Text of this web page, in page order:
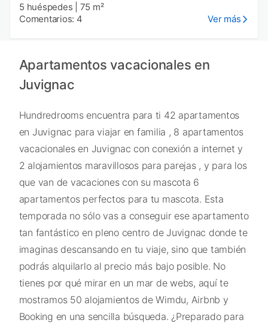
5 huéspedes
75 m²
Comentarios: 4
Ver más
Apartamentos vacacionales en
Juvignac
Hundredrooms encuentra para ti 42 apartamentos
en Juvignac para viajar en familia , 8 apartamentos
vacacionales en Juvignac con conexión a internet y
2 alojamientos maravillosos para parejas , y para los
que van de vacaciones con su mascota 6
apartamentos perfectos para tu mascota. Esta
temporada no sólo vas a conseguir ese apartamento
tan fantástico en pleno centro de Juvignac donde te
imaginas descansando en tu viaje, sino que también
podrás alquilarlo al precio más bajo posible. No
tienes por qué mirar en un mar de webs, aquí te
mostramos 50 alojamientos de Wimdu, Airbnb y
Booking en una sencilla búsqueda. ¿Preparado para